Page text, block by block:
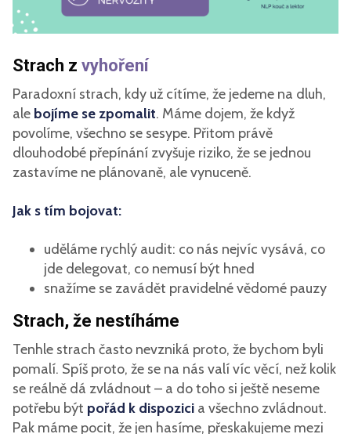
Strach z vyhoření
Paradoxní strach, kdy už cítíme, že jedeme na dluh,
ale bojíme se zpomalit. Máme dojem, že když
povolíme, všechno se sesype. Přitom právě
dlouhodobé přepínání zvyšuje riziko, že se jednou
zastavíme ne plánovaně, ale vynuceně.
Jak s tím bojovat:
uděláme rychlý audit: co nás nejvíc vysává, co
jde delegovat, co nemusí být hned
snažíme se zavádět pravidelné vědomé pauzy
Strach, že nestíháme
Tenhle strach často nevzniká proto, že bychom byli
pomalí. Spíš proto, že se na nás valí víc věcí, než kolik
se reálně dá zvládnout – a do toho si ještě neseme
potřebu být pořád k dispozici a všechno zvládnout.
Pak máme pocit, že jen hasíme, přeskakujeme mezi